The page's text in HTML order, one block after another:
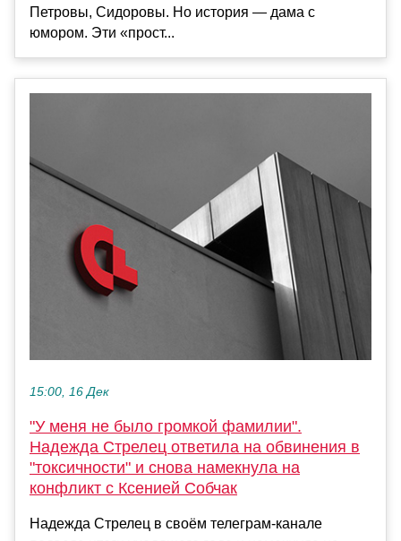
Петровы, Сидоровы. Но история — дама с
юмором. Эти «прост...
15:00, 16 Дек
"У меня не было громкой фамилии".
Надежда Стрелец ответила на обвинения в
"токсичности" и снова намекнула на
конфликт с Ксенией Собчак
Надежда Стрелец в своём телеграм-канале